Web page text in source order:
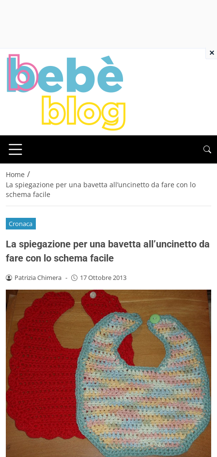
Home /
La spiegazione per una bavetta all’uncinetto da fare con lo
schema facile
Cronaca
La spiegazione per una bavetta all’uncinetto da
fare con lo schema facile
Patrizia Chimera - 17 Ottobre 2013
×